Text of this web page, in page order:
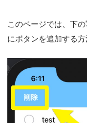
このページでは、下
にボタンを追加する方